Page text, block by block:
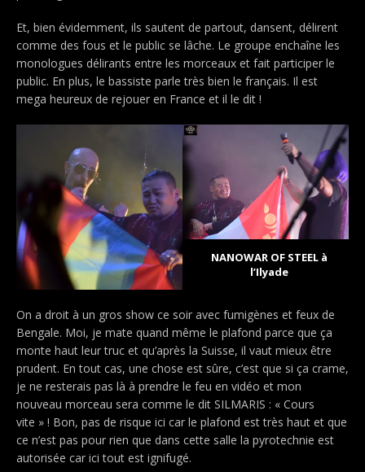
Et, bien évidemment, ils sautent de partout, dansent, délirent
comme des fous et le public se lâche. Le groupe enchaîne les
monologues délirants entre les morceaux et fait participer le
public. En plus, le bassiste parle très bien le français. Il est
mega heureux de rejouer en France et il le dit !
NANOWAR OF STEEL à
l’Ilyade
On a droit à un gros show ce soir avec fumigènes et feux de
Bengale. Moi, je mate quand même le plafond parce que ça
monte haut leur truc et qu’après la Suisse, il vaut mieux être
prudent. En tout cas, une chose est sûre, c’est que si ça crame,
je ne resterais pas là à prendre le feu en vidéo et mon
nouveau morceau sera comme le dit SILMARIS : « Cours
vite » ! Bon, pas de risque ici car le plafond est très haut et que
ce n’est pas pour rien que dans cette salle la pyrotechnie est
autorisée car ici tout est ignifugé.